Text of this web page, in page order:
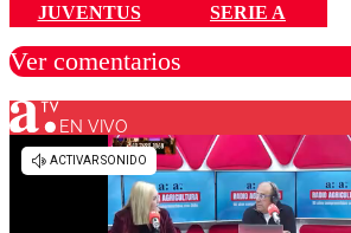
JUVENTUS
SERIE A
Ver comentarios
Los comentarios son moderados
diálogo respetuoso.
EN VIVO